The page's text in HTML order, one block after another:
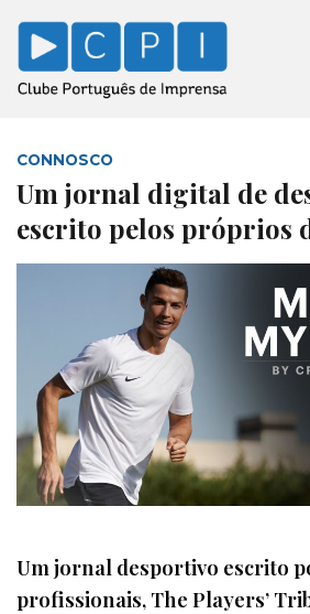
CONNOSCO
Um jornal digital de
escrito pelos próprios
Um jornal desportivo escrito
profissionais, The Players’